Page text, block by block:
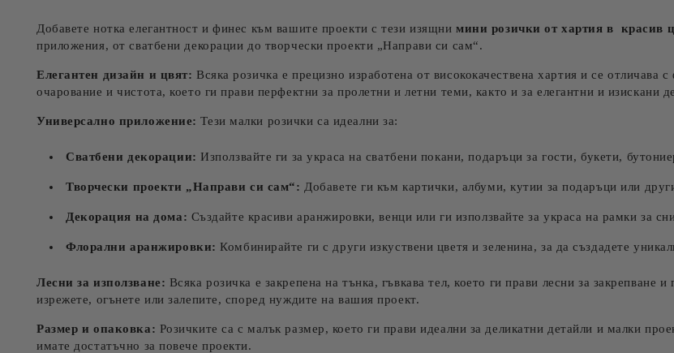
Добавете нотка елегантност и финес към вашите проекти с тези изящнимини розички от хартия в красив
приложения, от сватбени декорации до творчески проекти „Направи си сам“.
Елегантен дизайн и цвят: Всяка розичка е прецизно изработена от висококачествена хартия и се
очарование и чистота, което ги прави перфектни за пролетни и летни теми, както и за елегантни и изискани
Универсално приложение: Тези малки розички са идеални за:
Сватбени декорации: Използвайте ги за украса на сватбени покани, подаръци за гости, букети,
Творчески проекти „Направи си сам“: Добавете ги към картички, албуми, кутии за подаръци или
Декорация на дома: Създайте красиви аранжировки, венци или ги използвайте за украса на рамки за
Флорални аранжировки: Комбинирайте ги с други изкуствени цветя и зеленина, за да създадете
Лесни за използване: Всяка розичка е закрепена на тънка, гъвкава тел, което ги прави лесни за
изрежете, огънете или залепите, според нуждите на вашия проект.
Размер и опаковка: Розичките са с малък размер, което ги прави идеални за деликатни детайли и малки
имате достатъчно за повече проекти.